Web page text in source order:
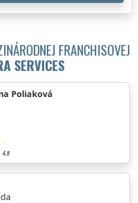
FRANCHISOVEJ
SERVICES
Poliaková
4.8